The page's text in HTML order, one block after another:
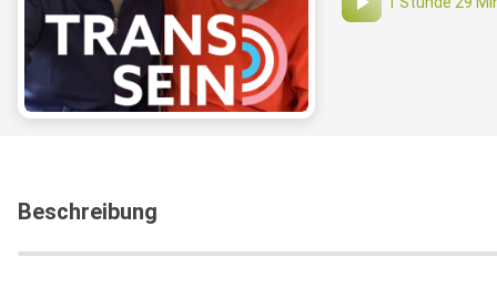
Beschreibung